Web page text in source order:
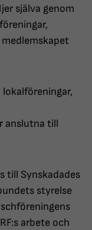
själva genom
anslutna till
till Synskadades
styrelse
arbete och